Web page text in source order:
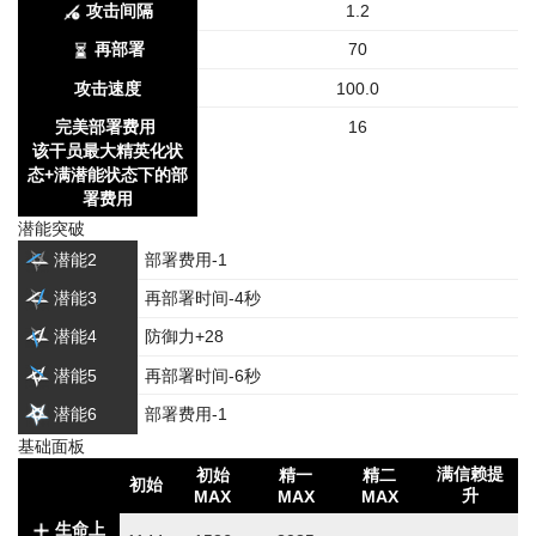
攻击间隔 1.2
再部署 70
攻击速度 100.0
完美部署费用
该干员最大精英化状
态+满潜能状态下的部
署费用
16
潜能突破
潜能2
部署费用-1
潜能3 再部署时间-4秒
潜能4 防御力+28
潜能5 再部署时间-6秒
潜能6
部署费用-1
基础面板
初始
初始
MAX
精一
MAX
精二
MAX
满信赖提
升
生命上